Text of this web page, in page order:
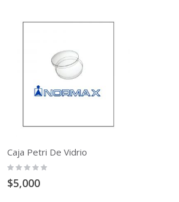
Caja Petri De Vidrio
Rating:
0%
$5,000